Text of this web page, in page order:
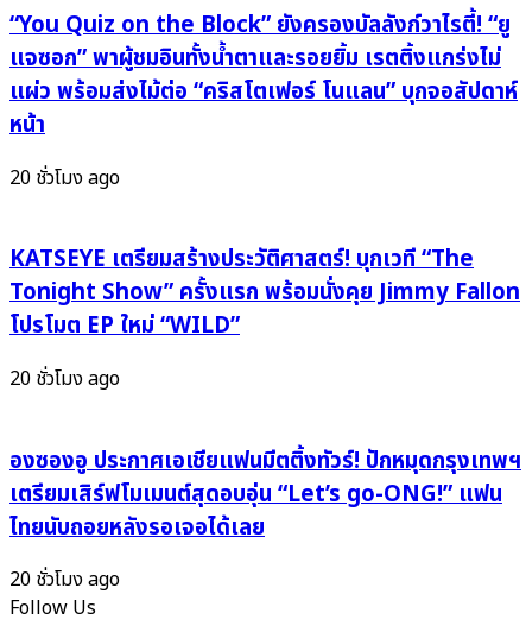
ใจ
หลอม
T-
POP
เข้า
กับ
ลูก
จน
ลงตัว
“You Quiz on the Block” ยังครองบัลลังก์วาไรตี้! “ยู
แจซอก” พาผู้ชมอินทั้งน้ำตาและรอยยิ้ม เรตติ้งแกร่งไม่
แผ่ว พร้อมส่งไม้ต่อ “คริสโตเฟอร์ โนแลน” บุกจอสัปดาห์
หน้า
20 ชั่วโมง ago
KATSEYE เตรียมสร้างประวัติศาสตร์! บุกเวที “The
Tonight Show” ครั้งแรก พร้อมนั่งคุย Jimmy Fallon
โปรโมต EP ใหม่ “WILD”
20 ชั่วโมง ago
องซองอู ประกาศเอเชียแฟนมีตติ้งทัวร์! ปักหมุดกรุงเทพฯ
เตรียมเสิร์ฟโมเมนต์สุดอบอุ่น “Let’s go-ONG!” แฟน
ไทยนับถอยหลังรอเจอได้เลย
20 ชั่วโมง ago
Follow Us